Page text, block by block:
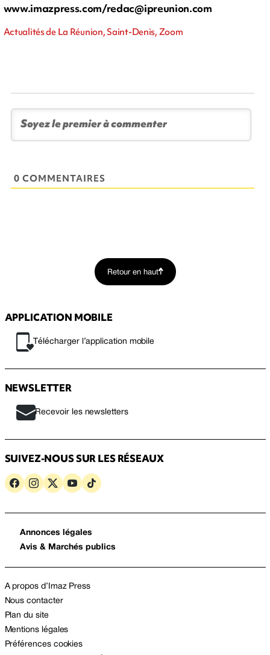
www.imazpress.com/redac@ipreunion.com
Actualités de La Réunion, Saint-Denis, Zoom
0 COMMENTAIRES
Retour en haut
APPLICATION MOBILE
Télécharger l’application mobile
NEWSLETTER
Recevoir les newsletters
SUIVEZ-NOUS SUR LES RÉSEAUX
Annonces légales
Avis & Marchés publics
A propos d’Imaz Press
Nous contacter
Plan du site
Mentions légales
Préférences cookies